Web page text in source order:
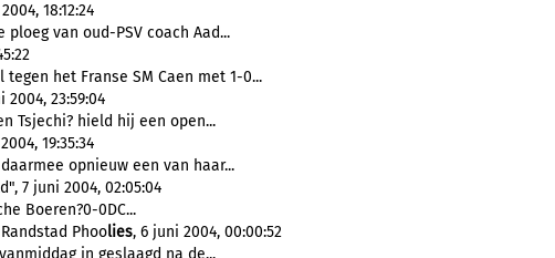
18:12:24
ploeg van oud-PSV coach Aad...
het Franse SM Caen met 1-0...
23:59:04
Tsjechi? hield hij een open...
19:35:34
opnieuw een van haar...
7 juni 2004, 02:05:04
Boeren?0-0DC...
Phoolies, 6 juni 2004, 00:00:52
in geslaagd na de...